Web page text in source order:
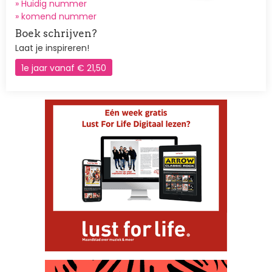
» Huidig nummer
» komend nummer
Boek schrijven?
Laat je inspireren!
1e jaar vanaf € 21,50